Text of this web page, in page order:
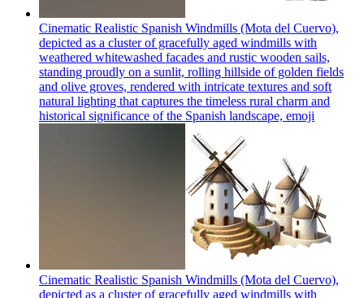
Cinematic Realistic Spanish Windmills (Mota del Cuervo),
depicted as a cluster of gracefully aged windmills with
weathered whitewashed facades and rustic wooden sails,
standing proudly on a sunlit, rolling hillside of golden fields
and olive groves, rendered with intricate textures and soft
natural lighting that captures the timeless rural charm and
historical significance of the Spanish landscape, emoji
Cinematic Realistic Spanish Windmills (Mota del Cuervo),
depicted as a cluster of gracefully aged windmills with